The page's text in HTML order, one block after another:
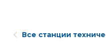
Все станции